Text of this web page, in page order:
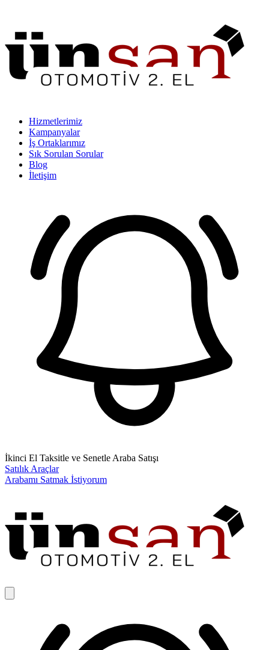
Hizmetlerimiz
Kampanyalar
İş Ortaklarımız
Sık Sorulan Sorular
Blog
İletişim
İkinci El Taksitle ve Senetle Araba Satışı
Satılık Araçlar
Arabamı Satmak İstiyorum